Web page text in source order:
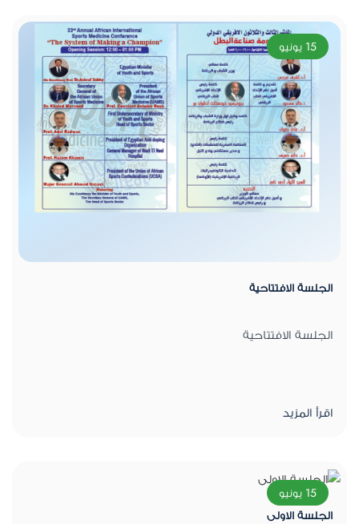
15 يونيو
الجلسة الافتتاحية
الجلسة الافتتاحية
اقرأ المزيد
15 يونيو
الجلسة الاولى